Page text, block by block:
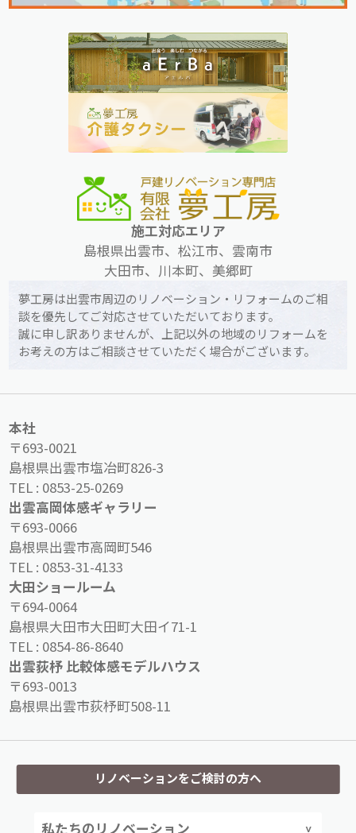
施工対応エリア
島根県出雲市、松江市、雲南市
大田市、川本町、美郷町
夢工房は出雲市周辺のリノベーション・リフォームのご相
談を優先してご対応させていただいております。
誠に申し訳ありませんが、上記以外の地域のリフォームを
お考えの方はご相談させていただく場合がございます。
本社
〒693-0021
島根県出雲市塩冶町826-3
TEL : 0853-25-0269
出雲高岡体感ギャラリー
〒693-0066
島根県出雲市高岡町546
TEL : 0853-31-4133
大田ショールーム
〒694-0064
島根県大田市大田町大田イ71-1
TEL : 0854-86-8640
出雲荻杼 比較体感モデルハウス
〒693-0013
島根県出雲市荻杼町508-11
リノベーションをご検討の方へ
私たちのリノベーション